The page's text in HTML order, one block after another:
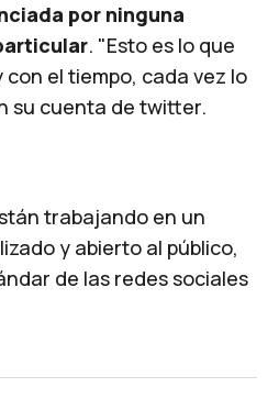
por ninguna
. "Esto es lo que
el tiempo, cada vez lo
su cuenta de twitter.
trabajando en un
y abierto al público,
de las redes sociales